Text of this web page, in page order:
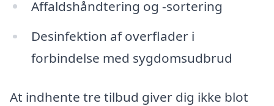
Affaldshåndtering og -sortering
Desinfektion af overflader i
forbindelse med sygdomsudbrud
At indhente tre tilbud giver dig ikke blot